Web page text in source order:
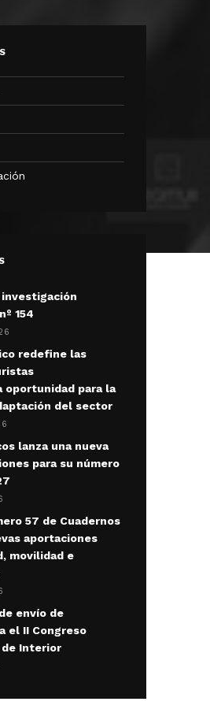
investigación
154
redefine las
oportunidad para la
del sector
lanza una nueva
para su número
57 de Cuadernos
aportaciones
movilidad e
envío de
el II Congreso
de Interior